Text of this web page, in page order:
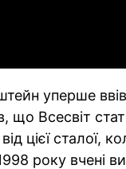
уперше
що Всесвіт
цієї
року вчені